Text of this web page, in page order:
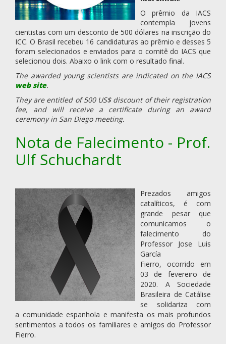
O prêmio da IACS
contempla jovens
cientistas com um desconto de 500 dólares na inscrição do
ICC. O Brasil recebeu 16 candidaturas ao prêmio e desses 5
foram selecionados e enviados para o comitê do IACS que
selecionou dois. Abaixo o link com o resultado final.
The awarded young scientists are indicated on the IACS
web site.
They are entitled of 500 US$ discount of their registration
fee, and will receive a certificate during an award
ceremony in San Diego meeting.
Nota de Falecimento - Prof.
Ulf Schuchardt
Prezados amigos
catalíticos, é com
grande pesar que
comunicamos o
falecimento do
Professor Jose Luis
García
Fierro, ocorrido em
03 de fevereiro de
2020. A Sociedade
Brasileira de Catálise
se solidariza com
a comunidade espanhola e manifesta os mais profundos
sentimentos a todos os familiares e amigos do Professor
Fierro.